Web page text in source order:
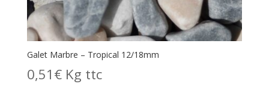
Galet Marbre – Tropical 12/18mm
0,51€ Kg